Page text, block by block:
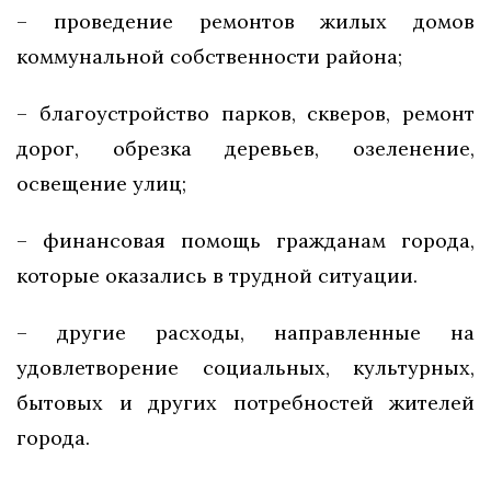
– проведение ремонтов жилых домов
коммунальной собственности района;
– благоустройство парков, скверов, ремонт
дорог, обрезка деревьев, озеленение,
освещение улиц;
– финансовая помощь гражданам города,
которые оказались в трудной ситуации.
– другие расходы, направленные на
удовлетворение социальных, культурных,
бытовых и других потребностей жителей
города.